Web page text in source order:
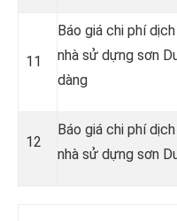
11
Báo giá chi phí
nhà sử dựng sơn
dàng
12
Báo giá chi phí
nhà sử dựng sơn